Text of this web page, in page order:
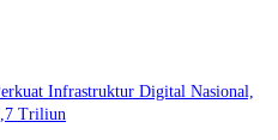
Infrastruktur Digital Nasional,
Triliun